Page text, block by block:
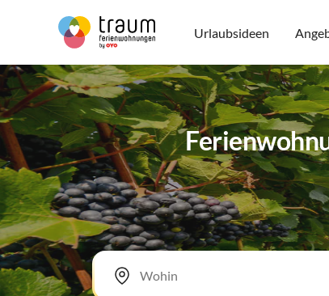
Urlaubsideen